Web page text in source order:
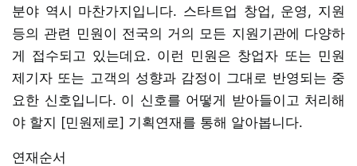
분야 역시 마찬가지입니다. 스타트업 창업, 운영, 지원
등의 관련 민원이 전국의 거의 모든 지원기관에 다양하
게 접수되고 있는데요. 이런 민원은 창업자 또는 민원
제기자 또는 고객의 성향과 감정이 그대로 반영되는 중
요한 신호입니다. 이 신호를 어떻게 받아들이고 처리해
야 할지 [민원제로] 기획연재를 통해 알아봅니다.
연재순서